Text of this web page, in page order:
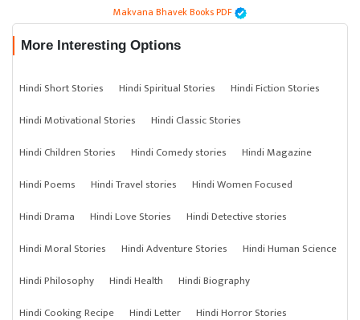
Makvana Bhavek Books PDF
More Interesting Options
Hindi Short Stories Hindi Spiritual Stories
Hindi Fiction Stories
Hindi Motivational Stories
Hindi Classic Stories
Hindi Children Stories
Hindi Comedy stories
Hindi Magazine
Hindi Poems
Hindi Travel stories
Hindi Women Focused
Hindi Drama
Hindi Love Stories
Hindi Detective stories
Hindi Moral Stories
Hindi Adventure Stories
Hindi Human Science
Hindi Philosophy
Hindi Health
Hindi Biography
Hindi Cooking Recipe
Hindi Letter Hindi Horror Stories